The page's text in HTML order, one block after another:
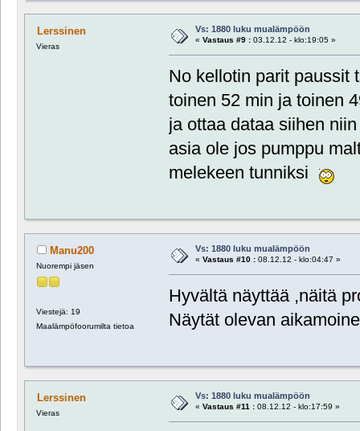
Lerssinen
Vieras
Vs: 1880 luku mualämpöön
« Vastaus #9 :03.12.12 - klo:19:05 »
No kellotin parit paussit
toinen 52 min ja toinen
ja ottaa dataa siihen
asia ole jos pumppu
melekeen tunniksi
Manu200
Nuorempi jäsen
Viestejä: 19
Maalämpöfoorumilta tietoa
Vs: 1880 luku mualämpöön
« Vastaus #10 :08.12.12 - klo:04:47 »
Hyvältä näyttää ,näitä
Näytät olevan
Lerssinen
Vieras
Vs: 1880 luku mualämpöön
« Vastaus #11 :08.12.12 - klo:17:59 »